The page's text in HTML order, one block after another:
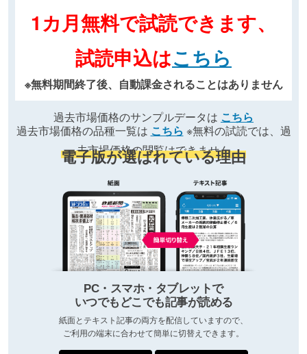
1カ月無料で試読できます、
試読申込はこちら
※無料期間終了後、自動課金されることはありません
過去市場価格のサンプルデータは こちら
過去市場価格の品種一覧は こちら ※無料の試読では、過
去市場価格の閲覧はできません
電子版が選ばれている理由
PC・スマホ・タブレットで
いつでもどこでも記事が読める
紙面とテキスト記事の両方を配信していますので、
ご利用の端末に合わせて簡単に切替えできます。